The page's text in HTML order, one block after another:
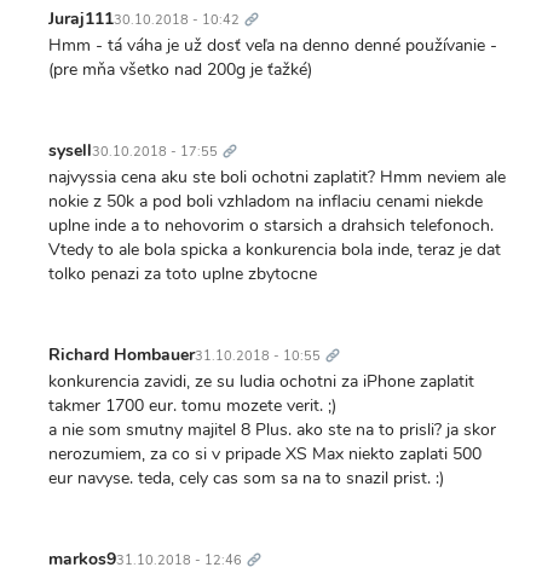
Juraj11130.10.2018 - 10:42 odkaz
Hmm - tá váha je už dosť veľa na denno denné používanie -
(pre mňa všetko nad 200g je ťažké)
sysell30.10.2018 - 17:55 odkaz
najvyssia cena aku ste boli ochotni zaplatit? Hmm neviem ale
nokie z 50k a pod boli vzhladom na inflaciu cenami niekde
uplne inde a to nehovorim o starsich a drahsich telefonoch.
Vtedy to ale bola spicka a konkurencia bola inde, teraz je dat
tolko penazi za toto uplne zbytocne
Richard Hombauer31.10.2018 - 10:55 odkaz
konkurencia zavidi, ze su ludia ochotni za iPhone zaplatit
takmer 1700 eur. tomu mozete verit. ;)
a nie som smutny majitel 8 Plus. ako ste na to prisli? ja skor
nerozumiem, za co si v pripade XS Max niekto zaplati 500
eur navyse. teda, cely cas som sa na to snazil prist. :)
markos931.10.2018 - 12:46 odkaz